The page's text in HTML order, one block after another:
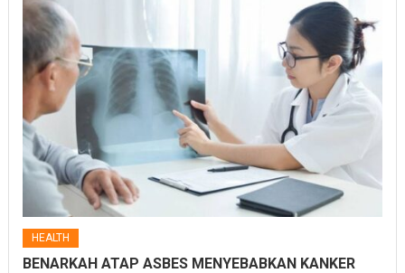
HEALTH
BENARKAH ATAP ASBES MENYEBABKAN KANKER